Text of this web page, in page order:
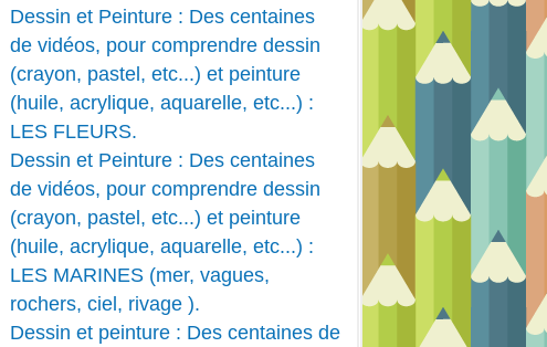
Dessin et Peinture : Des centaines
de vidéos, pour comprendre dessin
(crayon, pastel, etc...) et peinture
(huile, acrylique, aquarelle, etc...) :
LES FLEURS.
Dessin et Peinture : Des centaines
de vidéos, pour comprendre dessin
(crayon, pastel, etc...) et peinture
(huile, acrylique, aquarelle, etc...) :
LES MARINES (mer, vagues,
rochers, ciel, rivage ).
Dessin et peinture : Des centaines de